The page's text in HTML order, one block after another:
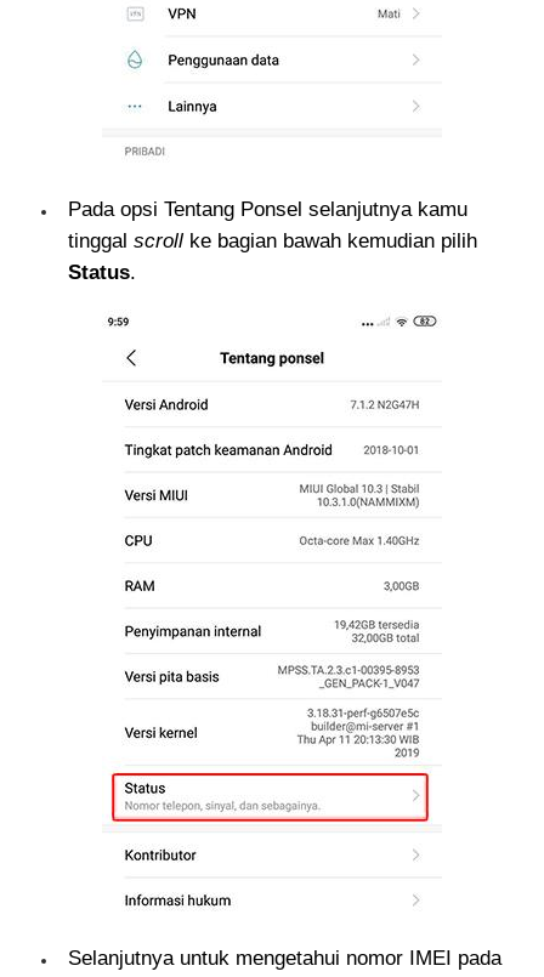
Pada opsi Tentang Ponsel selanjutnya kamu
tinggal scroll ke bagian bawah kemudian pilih
Status.
Selanjutnya untuk mengetahui nomor IMEI pada